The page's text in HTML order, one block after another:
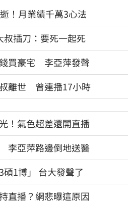
！月業績千萬3心法
插刀：要死一起死
買豪宅 李亞萍發聲
離世 曾連播17小時
！氣色超差還開直播
李亞萍路邊倒地送醫
1博」 台大發聲了
直播？網悲曝這原因